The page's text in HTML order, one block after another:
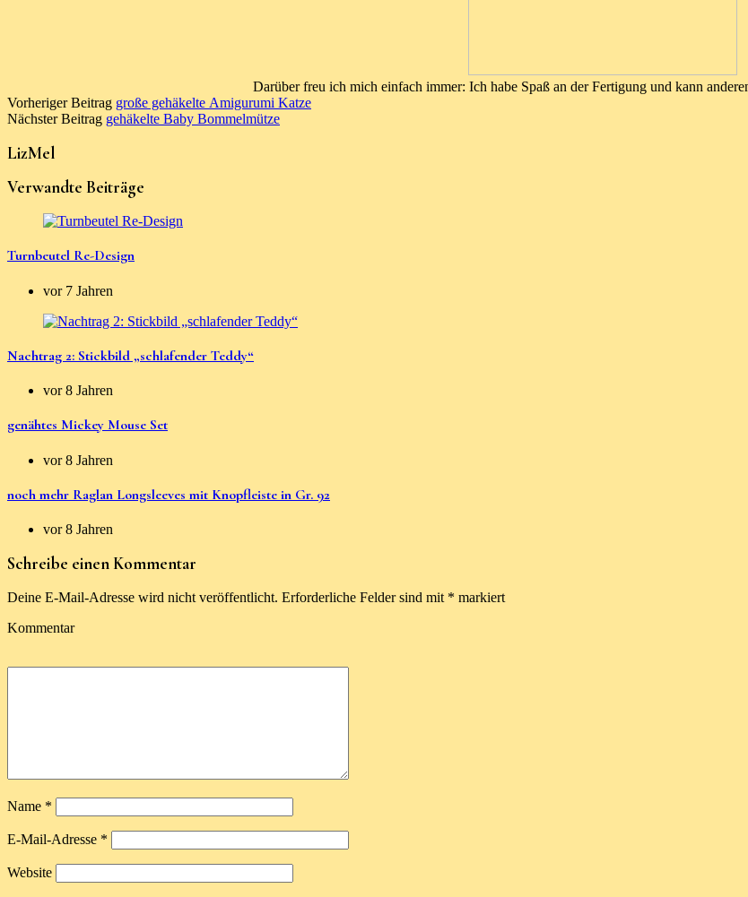
Darüber freu ich mich einfach immer: Ich habe Spaß an der Fertigung und kann
Vorheriger Beitrag große gehäkelte Amigurumi Katze
Nächster Beitrag gehäkelte Baby Bommelmütze
LizMel
Verwandte Beiträge
Turnbeutel Re-Design
vor 7 Jahren
Nachtrag 2: Stickbild „schlafender Teddy“
vor 8 Jahren
genähtes Mickey Mouse Set
vor 8 Jahren
noch mehr Raglan Longsleeves mit Knopfleiste in Gr. 92
vor 8 Jahren
Schreibe einen Kommentar
Deine E-Mail-Adresse wird nicht veröffentlicht. Erforderliche Felder sind mit * markiert
Kommentar
Name *
E-Mail-Adresse *
Website